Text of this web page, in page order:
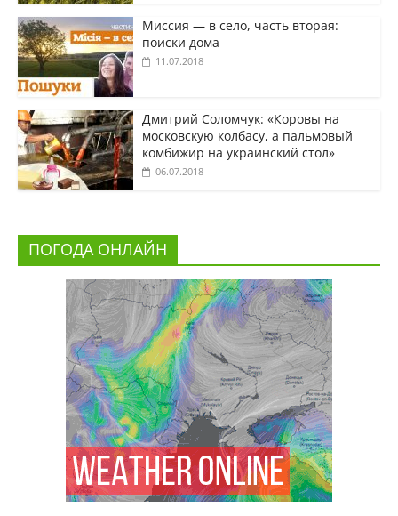
Миссия — в село, часть вторая:
поиски дома
11.07.2018
Дмитрий Соломчук: «Коровы на
московскую колбасу, а пальмовый
комбижир на украинский стол»
06.07.2018
ПОГОДА ОНЛАЙН